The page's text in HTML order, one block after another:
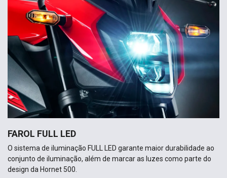
FAROL FULL LED
O sistema de iluminação FULL LED garante maior durabilidade ao​
conjunto de iluminação, além de marcar as luzes como parte​ do
design da Hornet 500.